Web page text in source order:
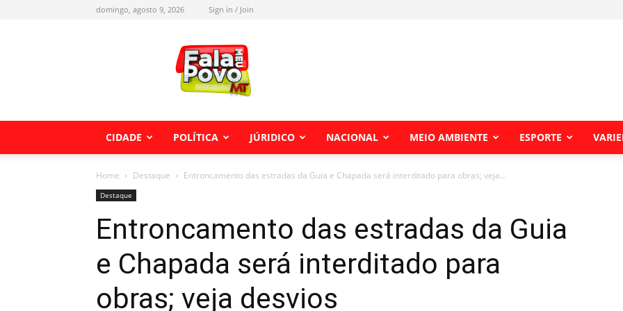
domingo, agosto 9, 2026 Sign in / Join
Fala
meu
Povo
MT
CIDADE POLÍTICA JÚRIDICO NACIONAL MEIO AMBIENTE ESPORTE
Home Destaque Entroncamento das estradas da Guia e Chapada será interditado para obras; veja...
Destaque
Entroncamento das estradas da Guia
e Chapada será interditado para
obras; veja desvios